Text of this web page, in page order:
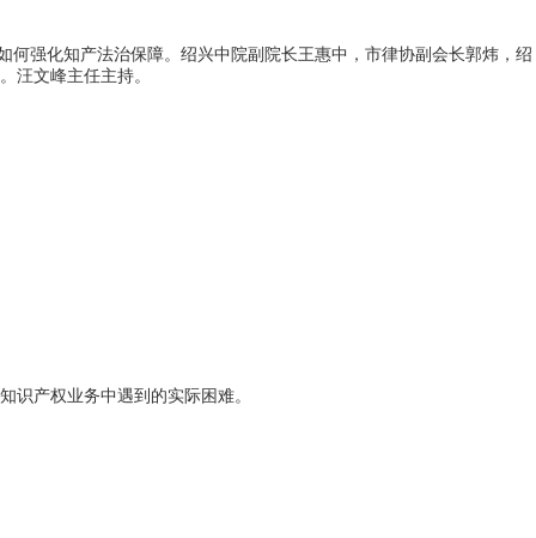
强化知产法治保障。绍兴中院副院长王惠中，市律协副会长郭炜，绍
汪文峰主任主持。
识产权业务中遇到的实际困难。